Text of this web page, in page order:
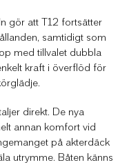
gör att T12 fortsätter
samtidigt som
med tillvalet dubbla
kraft i överflöd för
direkt. De nya
annan komfort vid
på akterdäck
utrymme. Båten känns